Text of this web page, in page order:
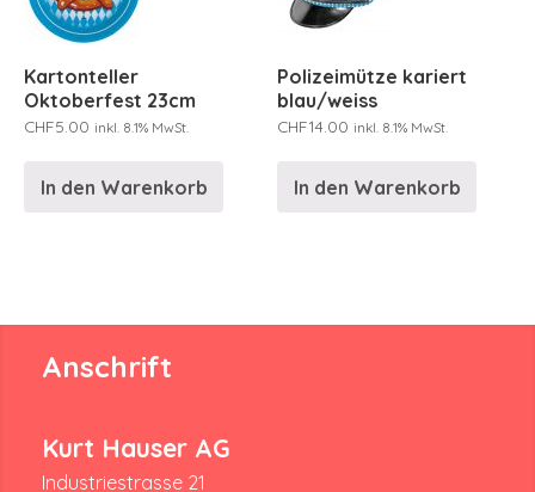
Kartonteller
Oktoberfest 23cm
CHF5.00 inkl. 8.1% MwSt.
In den Warenkorb
Polizeimütze kariert
blau/weiss
CHF14.00 inkl. 8.1% MwSt.
In den Warenkorb
Anschrift
Kurt Hauser AG
Industriestrasse 21